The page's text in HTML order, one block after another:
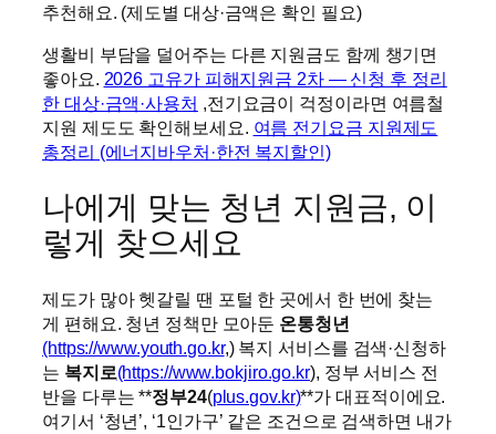
추천해요. (제도별 대상·금액은 확인 필요)
생활비 부담을 덜어주는 다른 지원금도 함께 챙기면
좋아요. 2026 고유가 피해지원금 2차 — 신청 후 정리
한 대상·금액·사용처 ,전기요금이 걱정이라면 여름철
지원 제도도 확인해보세요. 여름 전기요금 지원제도
총정리 (에너지바우처·한전 복지할인)
나에게 맞는 청년 지원금, 이
렇게 찾으세요
제도가 많아 헷갈릴 땐 포털 한 곳에서 한 번에 찾는
게 편해요. 청년 정책만 모아둔 온통청년
(https://www.youth.go.kr,) 복지 서비스를 검색·신청하
는 복지로(https://www.bokjiro.go.kr), 정부 서비스 전
반을 다루는 **정부24(plus.gov.kr)**가 대표적이에요.
여기서 ‘청년’, ‘1인가구’ 같은 조건으로 검색하면 내가